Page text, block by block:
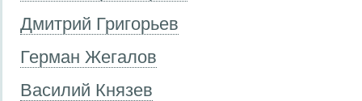
Дмитрий Григорьев
Герман Жегалов
Василий Князев